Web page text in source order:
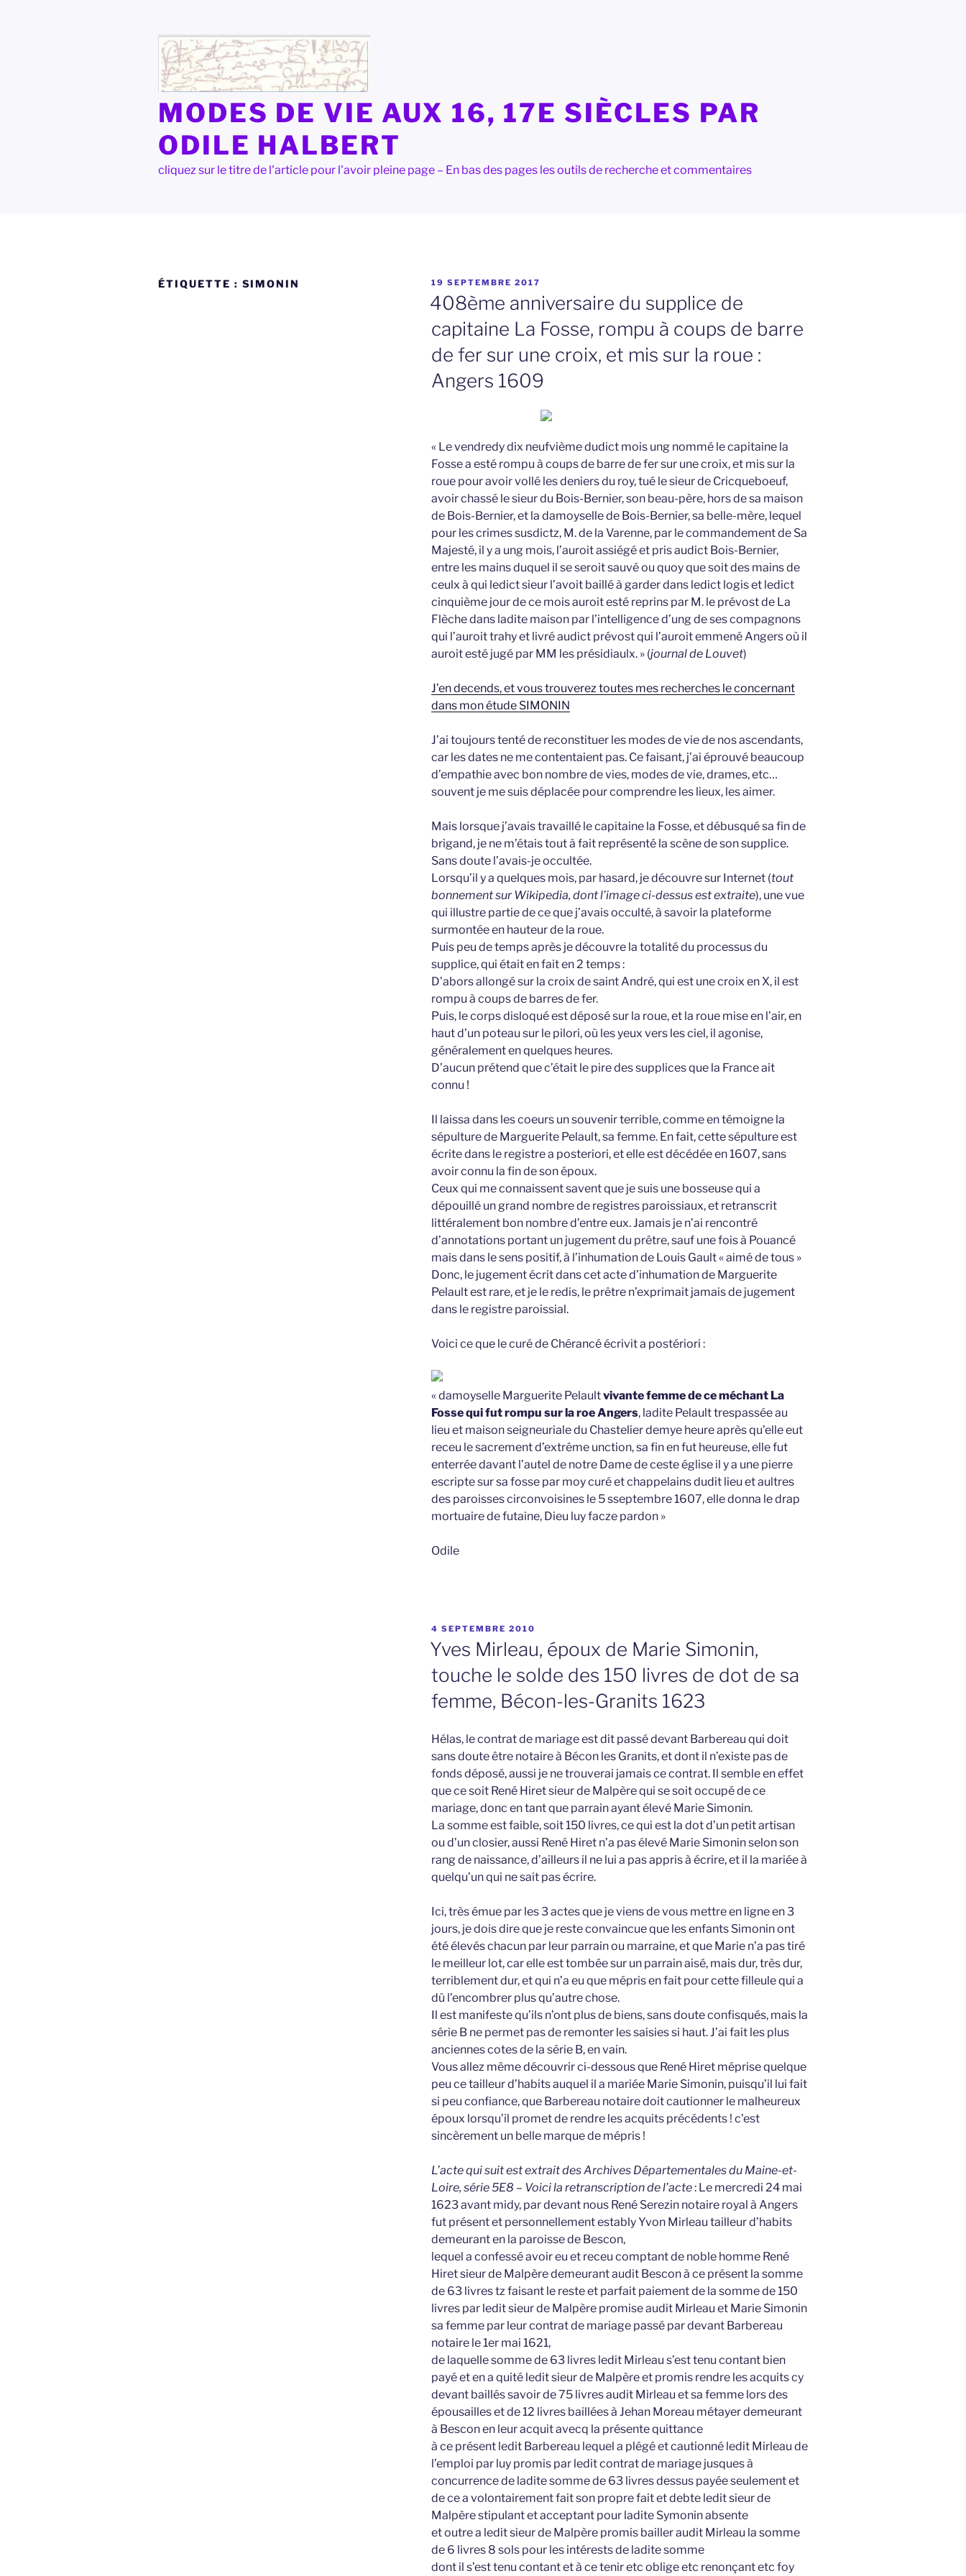
MODES DE VIE AUX 16, 17E SIÈCLES PAR
ODILE HALBERT
cliquez sur le titre de l'article pour l'avoir pleine page – En bas des pages les outils de recherche et commentaires
ÉTIQUETTE : SIMONIN
PUBLIÉ
LE
19 SEPTEMBRE 2017
408ème anniversaire du supplice de
capitaine La Fosse, rompu à coups de barre
de fer sur une croix, et mis sur la roue :
Angers 1609
« Le vendredy dix neufvième dudict mois ung nommé le capitaine la
Fosse a esté rompu à coups de barre de fer sur une croix, et mis sur la
roue pour avoir vollé les deniers du roy, tué le sieur de Cricqueboeuf,
avoir chassé le sieur du Bois-Bernier, son beau-père, hors de sa maison
de Bois-Bernier, et la damoyselle de Bois-Bernier, sa belle-mère, lequel
pour les crimes susdictz, M. de la Varenne, par le commandement de Sa
Majesté, il y a ung mois, l’auroit assiégé et pris audict Bois-Bernier,
entre les mains duquel il se seroit sauvé ou quoy que soit des mains de
ceulx à qui ledict sieur l’avoit baillé à garder dans ledict logis et ledict
cinquième jour de ce mois auroit esté reprins par M. le prévost de La
Flèche dans ladite maison par l’intelligence d’ung de ses compagnons
qui l’auroit trahy et livré audict prévost qui l’auroit emmené Angers où il
auroit esté jugé par MM les présidiaulx. » (journal de Louvet)
J’en decends, et vous trouverez toutes mes recherches le concernant
dans mon étude SIMONIN
J’ai toujours tenté de reconstituer les modes de vie de nos ascendants,
car les dates ne me contentaient pas. Ce faisant, j’ai éprouvé beaucoup
d’empathie avec bon nombre de vies, modes de vie, drames, etc…
souvent je me suis déplacée pour comprendre les lieux, les aimer.
Mais lorsque j’avais travaillé le capitaine la Fosse, et débusqué sa fin de
brigand, je ne m’étais tout à fait représenté la scène de son supplice.
Sans doute l’avais-je occultée.
Lorsqu’il y a quelques mois, par hasard, je découvre sur Internet (tout
bonnement sur Wikipedia, dont l’image ci-dessus est extraite), une vue
qui illustre partie de ce que j’avais occulté, à savoir la plateforme
surmontée en hauteur de la roue.
Puis peu de temps après je découvre la totalité du processus du
supplice, qui était en fait en 2 temps :
D’abors allongé sur la croix de saint André, qui est une croix en X, il est
rompu à coups de barres de fer.
Puis, le corps disloqué est déposé sur la roue, et la roue mise en l’air, en
haut d’un poteau sur le pilori, où les yeux vers les ciel, il agonise,
généralement en quelques heures.
D’aucun prétend que c’était le pire des supplices que la France ait
connu !
Il laissa dans les coeurs un souvenir terrible, comme en témoigne la
sépulture de Marguerite Pelault, sa femme. En fait, cette sépulture est
écrite dans le registre a posteriori, et elle est décédée en 1607, sans
avoir connu la fin de son époux.
Ceux qui me connaissent savent que je suis une bosseuse qui a
dépouillé un grand nombre de registres paroissiaux, et retranscrit
littéralement bon nombre d’entre eux. Jamais je n’ai rencontré
d’annotations portant un jugement du prêtre, sauf une fois à Pouancé
mais dans le sens positif, à l’inhumation de Louis Gault « aimé de tous »
Donc, le jugement écrit dans cet acte d’inhumation de Marguerite
Pelault est rare, et je le redis, le prêtre n’exprimait jamais de jugement
dans le registre paroissial.
Voici ce que le curé de Chérancé écrivit a postériori :
« damoyselle Marguerite Pelaultvivante femme de ce méchant La
Fosse qui fut rompu sur la roe Angers, ladite Pelault trespassée au
lieu et maison seigneuriale du Chastelier demye heure après qu’elle eut
receu le sacrement d’extrême unction, sa fin en fut heureuse, elle fut
enterrée davant l’autel de notre Dame de ceste église il y a une pierre
escripte sur sa fosse par moy curé et chappelains dudit lieu et aultres
des paroisses circonvoisines le 5 sseptembre 1607, elle donna le drap
mortuaire de futaine, Dieu luy facze pardon »
Odile
PUBLIÉ
LE
4 SEPTEMBRE 2010
Yves Mirleau, époux de Marie Simonin,
touche le solde des 150 livres de dot de sa
femme, Bécon-les-Granits 1623
Hélas, le contrat de mariage est dit passé devant Barbereau qui doit
sans doute être notaire à Bécon les Granits, et dont il n’existe pas de
fonds déposé, aussi je ne trouverai jamais ce contrat. Il semble en effet
que ce soit René Hiret sieur de Malpère qui se soit occupé de ce
mariage, donc en tant que parrain ayant élevé Marie Simonin.
La somme est faible, soit 150 livres, ce qui est la dot d’un petit artisan
ou d’un closier, aussi René Hiret n’a pas élevé Marie Simonin selon son
rang de naissance, d’ailleurs il ne lui a pas appris à écrire, et il la mariée à
quelqu’un qui ne sait pas écrire.
Ici, très émue par les 3 actes que je viens de vous mettre en ligne en 3
jours, je dois dire que je reste convaincue que les enfants Simonin ont
été élevés chacun par leur parrain ou marraine, et que Marie n’a pas tiré
le meilleur lot, car elle est tombée sur un parrain aisé, mais dur, très dur,
terriblement dur, et qui n’a eu que mépris en fait pour cette filleule qui a
dû l’encombrer plus qu’autre chose.
Il est manifeste qu’ils n’ont plus de biens, sans doute confisqués, mais la
série B ne permet pas de remonter les saisies si haut. J’ai fait les plus
anciennes cotes de la série B, en vain.
Vous allez même découvrir ci-dessous que René Hiret méprise quelque
peu ce tailleur d’habits auquel il a mariée Marie Simonin, puisqu’il lui fait
si peu confiance, que Barbereau notaire doit cautionner le malheureux
époux lorsqu’il promet de rendre les acquits précédents ! c’est
sincèrement un belle marque de mépris !
L’acte qui suit est extrait des Archives Départementales du Maine-et-
Loire, série 5E8 – Voici la retranscription de l’acte: Le mercredi 24 mai
1623 avant midy, par devant nous René Serezin notaire royal à Angers
fut présent et personnellement estably Yvon Mirleau tailleur d’habits
demeurant en la paroisse de Bescon,
lequel a confessé avoir eu et receu comptant de noble homme René
Hiret sieur de Malpère demeurant audit Bescon à ce présent la somme
de 63 livres tz faisant le reste et parfait paiement de la somme de 150
livres par ledit sieur de Malpère promise audit Mirleau et Marie Simonin
sa femme par leur contrat de mariage passé par devant Barbereau
notaire le 1er mai 1621,
de laquelle somme de 63 livres ledit Mirleau s’est tenu contant bien
payé et en a quité ledit sieur de Malpère et promis rendre les acquits cy
devant baillés savoir de 75 livres audit Mirleau et sa femme lors des
épousailles et de 12 livres baillées à Jehan Moreau métayer demeurant
à Bescon en leur acquit avecq la présente quittance
à ce présent ledit Barbereau lequel a plégé et cautionné ledit Mirleau de
l’emploi par luy promis par ledit contrat de mariage jusques à
concurrence de ladite somme de 63 livres dessus payée seulement et
de ce a volontairement fait son propre fait et debte ledit sieur de
Malpère stipulant et acceptant pour ladite Symonin absente
et outre a ledit sieur de Malpère promis bailler audit Mirleau la somme
de 6 livres 8 sols pour les intérests de ladite somme
dont il s’est tenu contant et à ce tenir etc oblige etc renonçant etc foy